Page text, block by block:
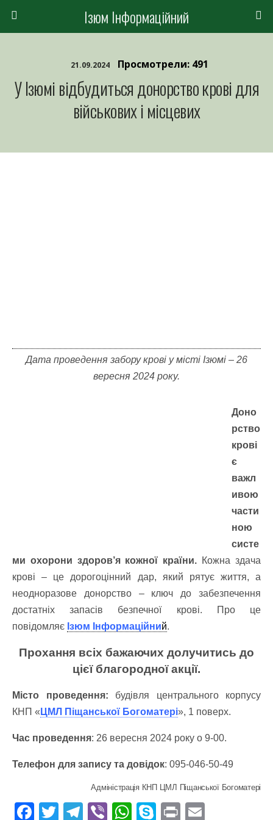
Ізюм Інформаційний
21.09.2024 Просмотрели: 491
У Ізюмі відбудиться донорство крові для
військових і місцевих
Дата проведення забору крові у місті Ізюмі – 26
вересня 2024 року.
Доно
рство
крові
є
важл
ивою
части
ною
систе
ми охорони здоров’я кожної країни. Кожна здача
крові – це дорогоцінний дар, який рятує життя, а
неодноразове донорство – ключ до забезпечення
достатніх запасів безпечної крові. Про це
повідомляє Ізюм Інформаційний.
Прохання всіх бажаючих долучитись до
цієї благородної акції.
Місто проведення: будівля центрального корпусу
КНП « ЦМЛ Піщанської Богоматері», 1 поверх.
Час проведення: 26 вересня 2024 року о 9-00.
Телефон для запису та довідок: 095-046-50-49
Адміністрація КНП ЦМЛ Піщанської Богоматері
F T T Vi W S Pr